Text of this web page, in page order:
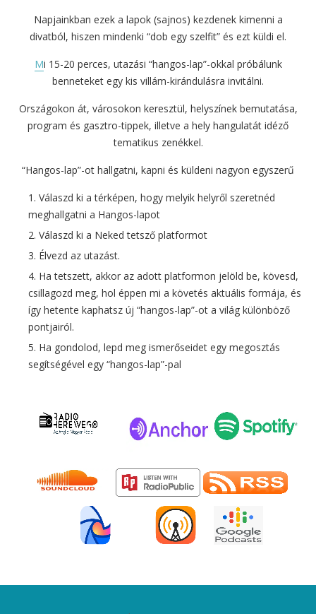
Napjainkban ezek a lapok (sajnos) kezdenek kimenni a
divatból, hiszen mindenki “dob egy szelfit” és ezt küldi el.
Mi 15-20 perces, utazási “hangos-lap”-okkal próbálunk
benneteket egy kis villám-kirándulásra invitálni.
Országokon át, városokon keresztül, helyszínek bemutatása,
program és gasztro-tippek, illetve a hely hangulatát idéző
tematikus zenékkel.
“Hangos-lap”-ot hallgatni, kapni és küldeni nagyon egyszerű
Válaszd ki a térképen, hogy melyik helyről szeretnéd
meghallgatni a Hangos-lapot
Válaszd ki a Neked tetsző platformot
Élvezd az utazást.
Ha tetszett, akkor az adott platformon jelöld be, kövesd,
csillagozd meg, hol éppen mi a követés aktuális formája, és
így hetente kaphatsz új “hangos-lap”-ot a világ különböző
pontjairól.
Ha gondolod, lepd meg ismerőseidet egy megosztás
segítségével egy “hangos-lap”-pal